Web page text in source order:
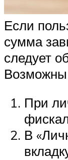
Если
сумма
следует
При
В